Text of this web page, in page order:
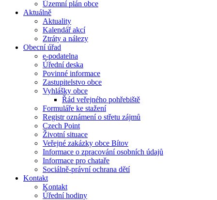
Územní plán obce
Aktuálně
Aktuality
Kalendář akcí
Ztráty a nálezy
Obecní úřad
e-podatelna
Úřední deska
Povinné informace
Zastupitelstvo obce
Vyhlášky obce
Řád veřejného pohřebiště
Formuláře ke stažení
Registr oznámení o střetu zájmů
Czech Point
Životní situace
Veřejné zakázky obce Bítov
Informace o zpracování osobních údajů
Informace pro chataře
Sociálně-právní ochrana dětí
Kontakt
Kontakt
Úřední hodiny